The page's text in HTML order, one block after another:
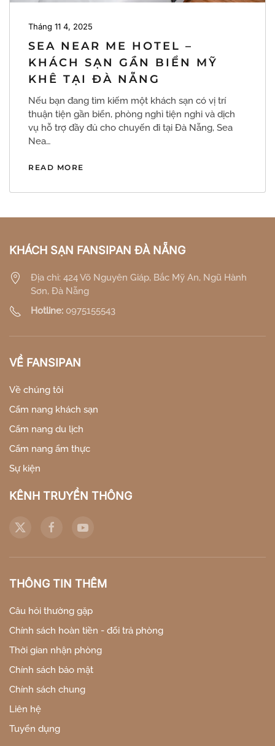
Tháng 11 4, 2025
SEA NEAR ME HOTEL –
KHÁCH SẠN GẦN BIỂN MỸ
KHÊ TẠI ĐÀ NẴNG
Nếu bạn đang tìm kiếm một khách sạn có vị trí
thuận tiện gần biển, phòng nghỉ tiện nghi và dịch
vụ hỗ trợ đầy đủ cho chuyến đi tại Đà Nẵng, Sea
Nea…
READ MORE
KHÁCH SẠN FANSIPAN ĐÀ NẴNG
Địa chỉ: 424 Võ Nguyên Giáp, Bắc Mỹ An, Ngũ Hành
Sơn, Đà Nẵng
Hotline: 0975155543
VỀ FANSIPAN
Về chúng tôi
Cẩm nang khách sạn
Cẩm nang du lịch
Cẩm nang ẩm thực
Sự kiện
KÊNH TRUYỀN THÔNG
THÔNG TIN THÊM
Câu hỏi thường gặp
Chính sách hoàn tiền - đổi trả phòng
Thời gian nhận phòng
Chính sách bảo mật
Chính sách chung
Liên hệ
Tuyển dụng